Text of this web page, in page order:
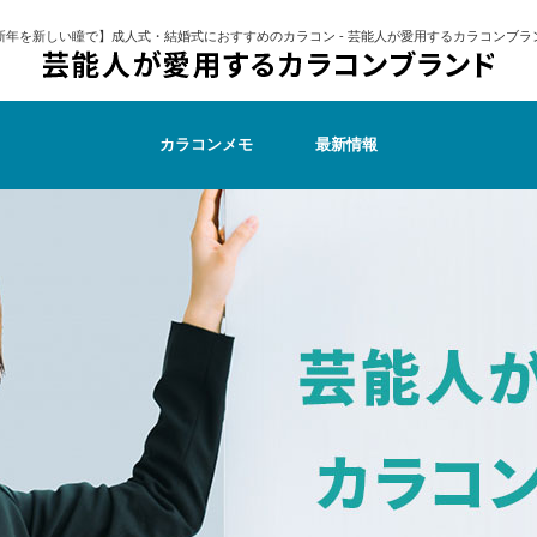
年を新しい瞳で】成人式・結婚式におすすめのカラコン - 芸能人が愛用するカラコンブラ
カラコンメモ 最新情報